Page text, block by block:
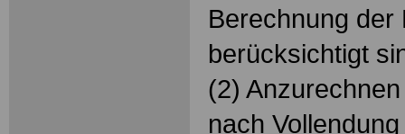
Berechnung der
berücksichtigt
(2)
nach